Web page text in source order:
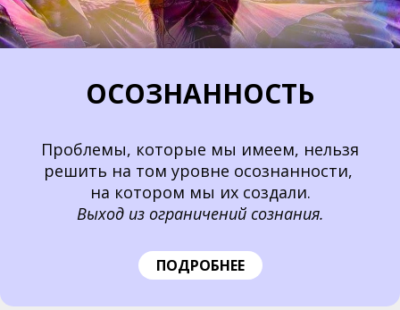
ОСОЗНАННОСТЬ
Проблемы, которые мы имеем, нельзя
решить на том уровне осознанности,
на котором мы их создали.
Выход из ограничений сознания.
ПОДРОБНЕЕ